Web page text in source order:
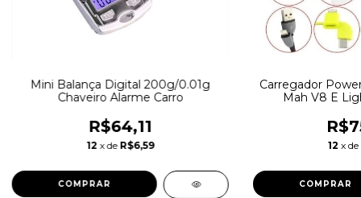
Mini Balança Digital 200g/0.01g
Chaveiro Alarme Carro
R$64,11
12 x de R$6,59
Carregador
Mah V8 E
12 x de